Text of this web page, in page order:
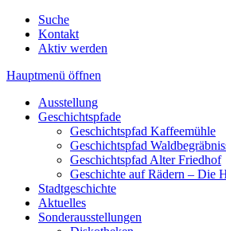
Suche
Kontakt
Aktiv werden
Hauptmenü öffnen
Ausstellung
Geschichtspfade
Geschichtspfad Kaffeemühle
Geschichtspfad
Geschichtspfad Alter Friedhof
Geschichte auf Rädern – Die
Stadtgeschichte
Aktuelles
Sonderausstellungen